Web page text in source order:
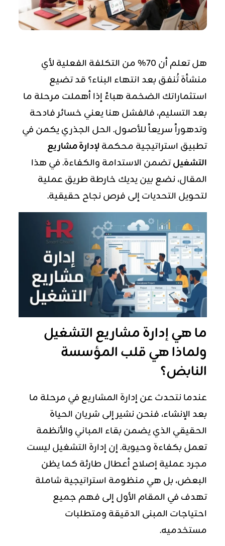
هل تعلم أن 70% من التكلفة الفعلية لأي
منشأة تُنفق بعد انتهاء البناء؟ قد تضيع
استثماراتك الضخمة هباءً إذا أهملت مرحلة ما
بعد التسليم، فالفشل هنا يعني خسائر فادحة
وتدهوراً سريعاً للأصول. الحل الجذري يكمن في
تطبيق استراتيجية محكمةلإدارة مشاريع
التشغيلتضمن الاستدامة والكفاءة. في هذا
المقال، نضع بين يديك خارطة طريق عملية
لتحويل التحديات إلى فرص نجاح حقيقية.
ما هي إدارة مشاريع التشغيل
ولماذا هي قلب المؤسسة
النابض؟
عندما نتحدث عن إدارة المشاريع في مرحلة ما
بعد الإنشاء، فنحن نشير إلى شريان الحياة
الحقيقي الذي يضمن بقاء المباني والأنظمة
تعمل بكفاءة وحيوية. إن إدارة التشغيل ليست
مجرد عملية إصلاح أعطال طارئة كما يظن
البعض، بل هي منظومة استراتيجية شاملة
تهدف في المقام الأول إلى فهم جميع
احتياجات المبنى الدقيقة ومتطلبات
مستخدميه.